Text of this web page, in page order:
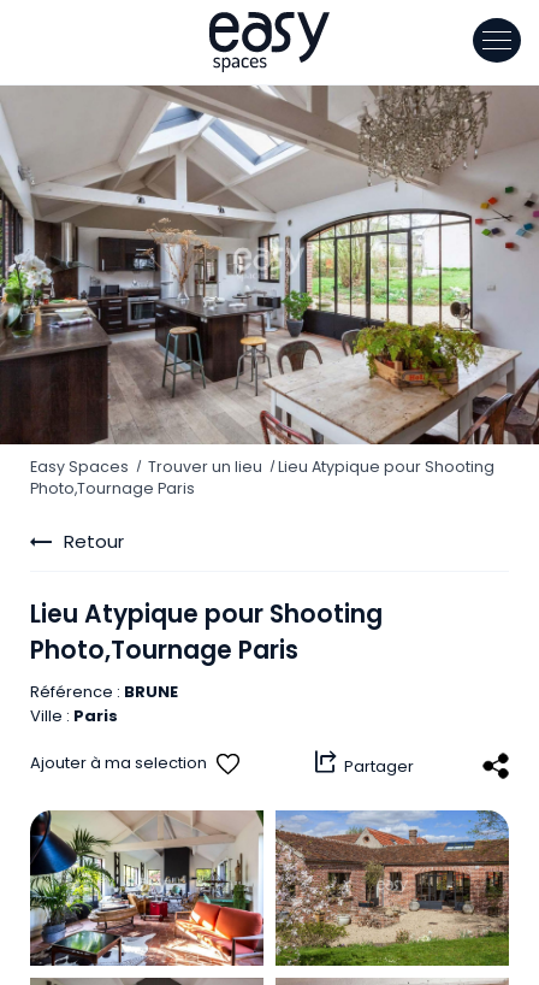
Easy Spaces Trouver un lieu
Lieu Atypique pour Shooting
Photo,Tournage Paris
Retour
Lieu Atypique pour Shooting
Photo,Tournage Paris
Référence : BRUNE
Ville : Paris
Ajouter à ma selection share_windows Partager
Panneau de gestion des cookies